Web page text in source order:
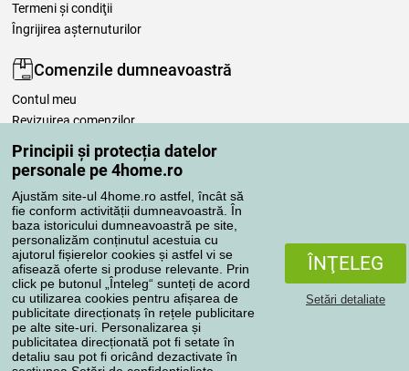
Principii și protecția datelor
personale pe 4home.ro
Ajustăm site-ul 4home.ro astfel, încât să
fie conform activității dumneavoastră. În
baza istoricului dumneavoastră pe site,
personalizăm conținutul acestuia cu
ajutorul fișierelor cookies și astfel vi se
afisează oferte si produse relevante. Prin
click pe butonul „Înteleg“ sunteți de acord
cu utilizarea cookies pentru afișarea de
publicitate direcționatș în rețele publicitare
pe alte site-uri. Personalizarea și
publicitatea direcționată pot fi setate în
detaliu sau pot fi oricând dezactivate în
ÎNŢELEG
Setări detaliate
Termeni şi condiţii
Îngrijirea așternuturilor
Comenzile dumneavoastră
Contul meu
Revizuirea comenzilor
Reclamaţii
Retragere de la contract
Regulile de procesare a recenziilor
Metode de transport
Metode de plată
Magazin de încredere